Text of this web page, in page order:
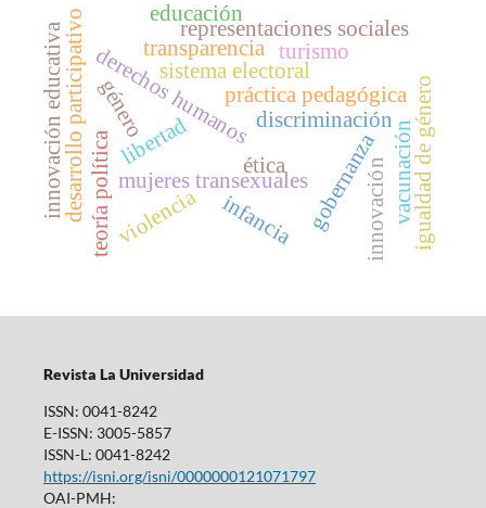
derechos humanosdiscriminación
mujeres transexuales
sistema electoral
desarrollo participativo gobernanza
innovación
turismo
representaciones sociales
innovación educativa práctica pedagógica
libertad
teoría políticaviolencia infancia vacunación
ética
transparencia
educación
género igualdad de género
Revista La Universidad
ISSN: 0041-8242
E-ISSN: 3005-5857
ISSN-L: 0041-8242
https://isni.org/isni/0000000121071797
OAI-PMH: